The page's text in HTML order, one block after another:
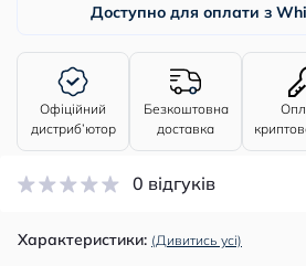
Доступно для оплати з
Офіційний
дистриб’ютор
Безкоштовна
доставка
0 відгуків
Характеристики: (Дивитись усі)